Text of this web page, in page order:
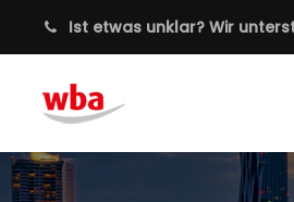
Ist etwas unklar? Wir